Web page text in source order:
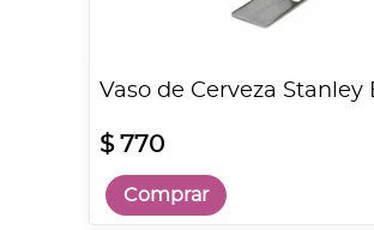
Vaso de Cerveza Stanley
$ 770
Comprar